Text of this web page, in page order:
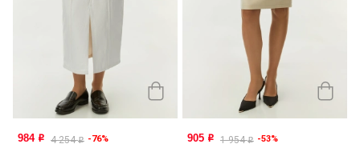
984 o 4 254o -76% 905 o 1 954o -53%